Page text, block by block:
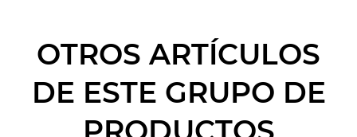
OTROS ARTÍCULOS
DE ESTE GRUPO DE